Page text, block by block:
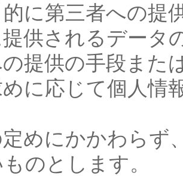
に第三者への提
供されるデータ
提供の手段また
に応じて個人情
定めにかかわら
のとします。